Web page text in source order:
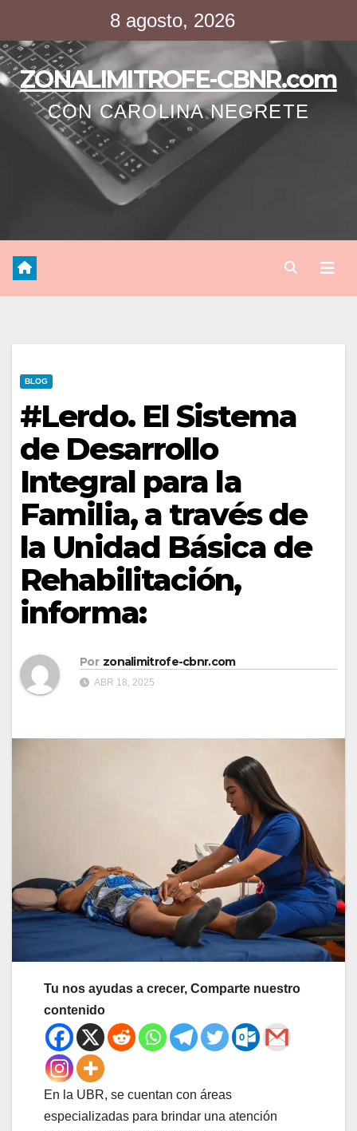
contenido
8 agosto, 2026
ZONALIMITROFE-CBNR.com
CON CAROLINA NEGRETE
BLOG
#Lerdo. El Sistema
de Desarrollo
Integral para la
Familia, a través de
la Unidad Básica de
Rehabilitación,
informa:
Por zonalimitrofe-cbnr.com
ABR 18, 2025
Tu nos ayudas a crecer, Comparte nuestro
contenido
En la UBR, se cuentan con áreas
especializadas para brindar una atención